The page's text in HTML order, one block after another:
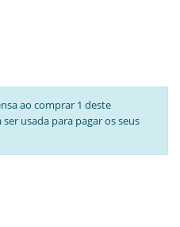
ao comprar 1 deste
usada para pagar os seus